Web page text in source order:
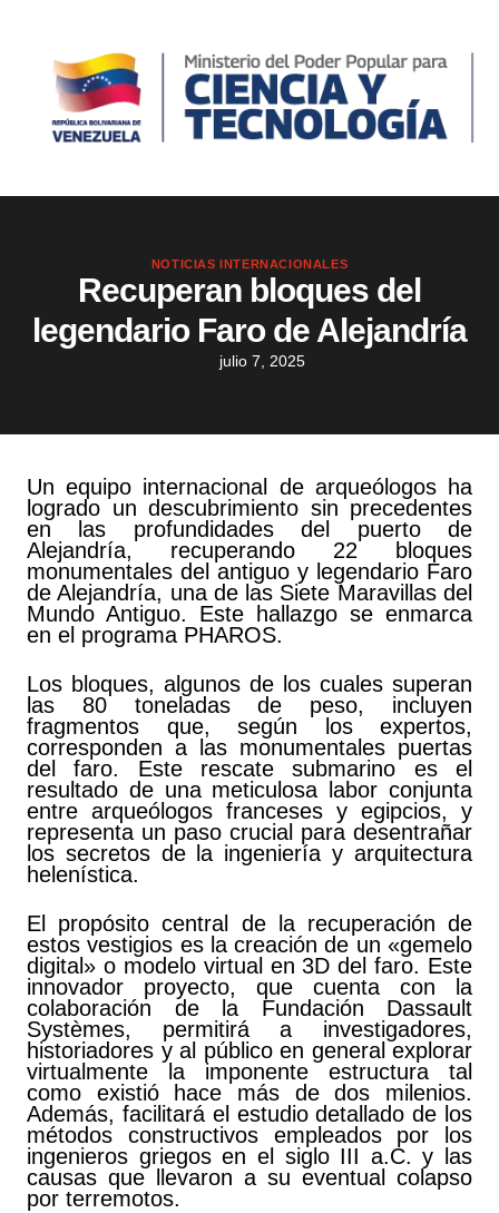
NOTICIAS INTERNACIONALES
Recuperan bloques del
legendario Faro de Alejandría
julio 7, 2025
Un equipo internacional de arqueólogos ha
logrado un descubrimiento sin precedentes
en las profundidades del puerto de
Alejandría, recuperando 22 bloques
monumentales del antiguo y legendario Faro
de Alejandría, una de las Siete Maravillas del
Mundo Antiguo. Este hallazgo se enmarca
en el programa PHAROS.
Los bloques, algunos de los cuales superan
las 80 toneladas de peso, incluyen
fragmentos que, según los expertos,
corresponden a las monumentales puertas
del faro. Este rescate submarino es el
resultado de una meticulosa labor conjunta
entre arqueólogos franceses y egipcios, y
representa un paso crucial para desentrañar
los secretos de la ingeniería y arquitectura
helenística.
El propósito central de la recuperación de
estos vestigios es la creación de un «gemelo
digital» o modelo virtual en 3D del faro. Este
innovador proyecto, que cuenta con la
colaboración de la Fundación Dassault
Systèmes, permitirá a investigadores,
historiadores y al público en general explorar
virtualmente la imponente estructura tal
como existió hace más de dos milenios.
Además, facilitará el estudio detallado de los
métodos constructivos empleados por los
ingenieros griegos en el siglo III a.C. y las
causas que llevaron a su eventual colapso
por terremotos.